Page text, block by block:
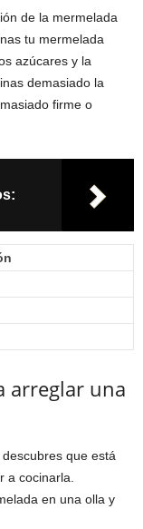
de la mermelada
tu mermelada
azúcares y la
demasiado la
firme o
arreglar una
que está
a cocinarla.
en una olla y